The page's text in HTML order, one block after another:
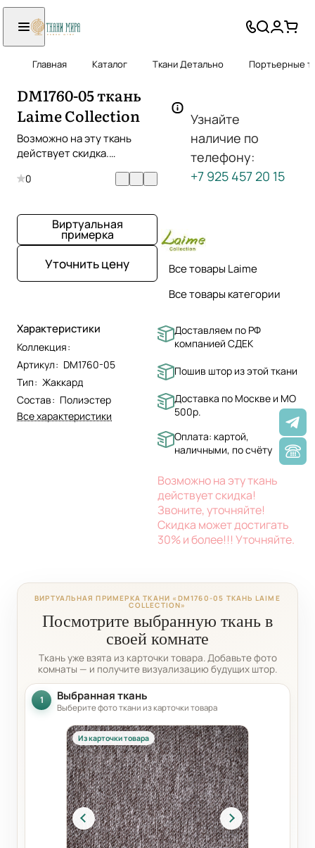
Главная Каталог Ткани Детально Портьерные
DM1760-05 ткань
Laime Collection
Возможно на эту ткань
действует скидка.
0
Виртуальная
примерка
Уточнить цену
Характеристики
Коллекция:
Артикул: DM1760-05
Тип: Жаккард
Состав: Полиэстер
Все характеристики
Узнайте
наличие по
телефону:
+7 925 457 20 15
Все товары Laime
Все товары категории
Доставляем по РФ
компанией СДЕК
Пошив штор из этой ткани
Доставка по Москве и МО
500р.
Оплата: картой,
наличными, по счёту
Возможно на эту ткань
действует скидка!
Звоните, уточняйте!
Скидка может достигать
30% и более!!! Уточняйте.
ВИРТУАЛЬНАЯ ПРИМЕРКА ТКАНИ «DM1760-05 ТКАНЬ LAIME
COLLECTION»
Посмотрите выбранную ткань в
своей комнате
Ткань уже взята из карточки товара. Добавьте фото
комнаты — и получите визуализацию будущих штор.
1 Выбранная ткань
Выберите фото ткани из карточки товара
Из карточки товара